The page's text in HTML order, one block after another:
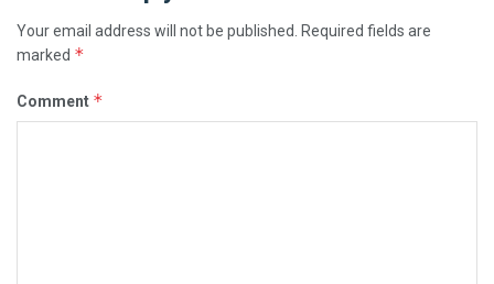
Your email address will not be published.
Required fields are
marked *
Comment *